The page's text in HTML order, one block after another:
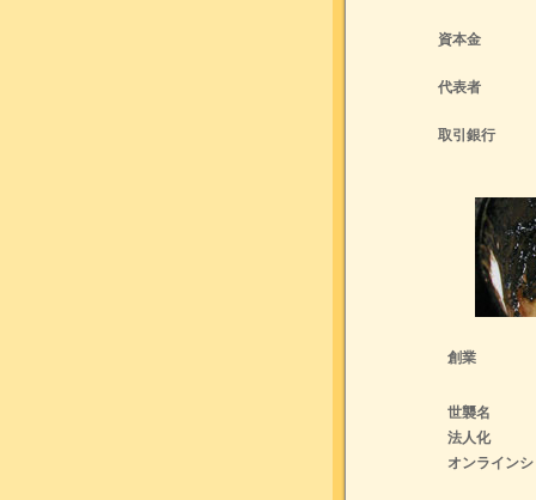
資本金
代表者
取引銀行
創業
世襲名
法人化
オンライン